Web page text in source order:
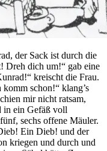
der Sack ist durch die
Dreh dich um!“ gab eine
kreischt die Frau.
schon!“ klang’s
mir nicht ratsam,
in ein Gefäß voll
sechs offene Mäuler.
Ein Dieb! und der
kriegen und durch und